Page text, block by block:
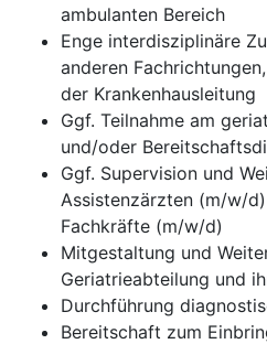
ambulanten Bereich
Enge interdisziplinäre
anderen
der Krankenhausleitung
Ggf. Teilnahme am
und/oder
Ggf. Supervision und
Assistenzärzten (m/w/
Fachkräfte (m/w/d)
Mitgestaltung und
Geriatrieabteilung und
Durchführung
Bereitschaft zum